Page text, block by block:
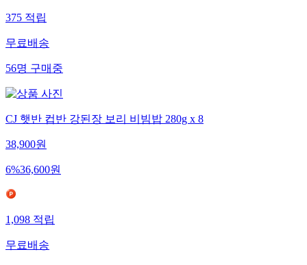
375적립
무료배송
56명구매중
CJ 햇반 컵반 강된장 보리 비빔밥 280g x 8
38,900원
6%36,600원
1,098적립
무료배송